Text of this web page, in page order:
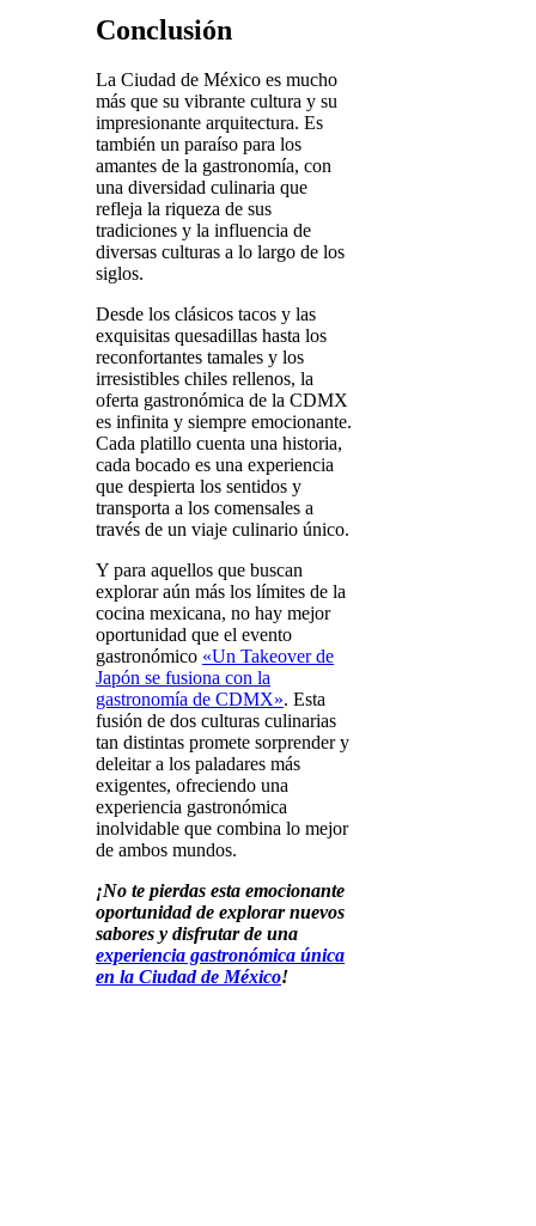
Conclusión
La Ciudad de México es mucho
más que su vibrante cultura y su
impresionante arquitectura. Es
también un paraíso para los
amantes de la gastronomía, con
una diversidad culinaria que
refleja la riqueza de sus
tradiciones y la influencia de
diversas culturas a lo largo de los
siglos.
Desde los clásicos tacos y las
exquisitas quesadillas hasta los
reconfortantes tamales y los
irresistibles chiles rellenos, la
oferta gastronómica de la CDMX
es infinita y siempre emocionante.
Cada platillo cuenta una historia,
cada bocado es una experiencia
que despierta los sentidos y
transporta a los comensales a
través de un viaje culinario único.
Y para aquellos que buscan
explorar aún más los límites de la
cocina mexicana, no hay mejor
oportunidad que el evento
gastronómico «Un Takeover de
Japón se fusiona con la
gastronomía de CDMX». Esta
fusión de dos culturas culinarias
tan distintas promete sorprender y
deleitar a los paladares más
exigentes, ofreciendo una
experiencia gastronómica
inolvidable que combina lo mejor
de ambos mundos.
¡No te pierdas esta emocionante
oportunidad de explorar nuevos
sabores y disfrutar de una
experiencia gastronómica única
en la Ciudad de México!